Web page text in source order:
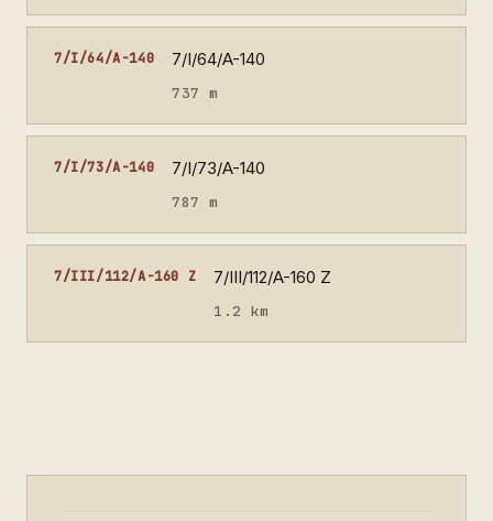
7/I/64/A-140 7/I/64/A-140
737 m
7/I/73/A-140 7/I/73/A-140
787 m
7/III/112/A-160 Z 7/III/112/A-160 Z
1.2 km